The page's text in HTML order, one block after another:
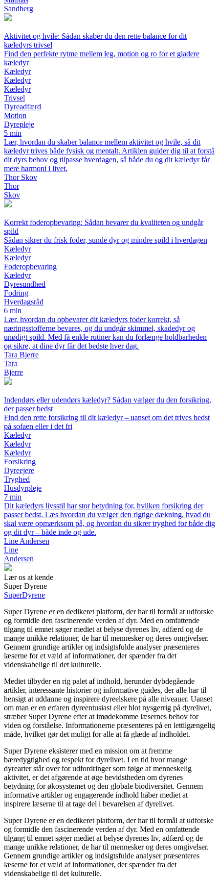
Sandberg
Aktivitet og hvile: Sådan skaber du den rette balance for dit
kæledyrs trivsel
Find den perfekte rytme mellem leg, motion og ro for et gladere
kæledyr
Kæledyr
Kæledyr
Kæledyr
Trivsel
Dyreadfærd
Motion
Dyrepleje
5 min
Lær, hvordan du skaber balance mellem aktivitet og hvile, så dit
kæledyr trives både fysisk og mentalt. Artiklen guider dig til at forstå
dit dyrs behov og tilpasse hverdagen, så både du og dit kæledyr får
mere harmoni i livet.
Thor Skov
Thor
Skov
Korrekt foderopbevaring: Sådan bevarer du kvaliteten og undgår
spild
Sådan sikrer du frisk foder, sunde dyr og mindre spild i hverdagen
Kæledyr
Kæledyr
Foderopbevaring
Kæledyr
Dyresundhed
Fodring
Hverdagsråd
6 min
Lær, hvordan du opbevarer dit kæledyrs foder korrekt, så
næringsstofferne bevares, og du undgår skimmel, skadedyr og
unødigt spild. Med få enkle rutiner kan du forlænge holdbarheden
og sikre, at dine dyr får det bedste hver dag.
Tara Bjerre
Tara
Bjerre
Indendørs eller udendørs kæledyr? Sådan vælger du den forsikring,
der passer bedst
Find den rette forsikring til dit kæledyr – uanset om det trives bedst
på sofaen eller i det fri
Kæledyr
Kæledyr
Kæledyr
Forsikring
Dyreejere
Tryghed
Husdyrpleje
7 min
Dit kæledyrs livsstil har stor betydning for, hvilken forsikring der
passer bedst. Læs hvordan du vælger den rigtige dækning, hvad du
skal være opmærksom på, og hvordan du sikrer tryghed for både dig
og dit dyr – både inde og ude.
Line Andersen
Line
Andersen
Lær os at kende
Super Dyrene
SuperDyrene
Super Dyrene er en dedikeret platform, der har til formål at udforske
og formidle den fascinerende verden af dyr. Med en omfattende
tilgang til emnet søger mediet at belyse dyrenes liv, adfærd og de
mange unikke relationer, de har til mennesker og deres omgivelser.
Gennem grundige artikler og indsigtsfulde analyser præsenteres
læserne for et væld af informationer, der spænder fra det
videnskabelige til det kulturelle.
Mediet tilbyder en rig palet af indhold, herunder dybdegående
artikler, interessante historier og informative guides, der alle har til
hensigt at uddanne og inspirere dyreelskere på alle niveauer. Uanset
om man er en erfaren dyreentusiast eller blot nysgerrig på dyrelivet,
stræber Super Dyrene efter at imødekomme læsernes behov for
viden og forståelse. Informationerne præsenteres på en lettilgængelig
måde, hvilket gør det muligt for alle at få glæde af indholdet.
Super Dyrene eksisterer med en mission om at fremme
bæredygtighed og respekt for dyrelivet. I en tid hvor mange
dyrearter står over for udfordringer som følge af menneskelig
aktivitet, er det afgørende at øge bevidstheden om dyrenes
betydning for økosystemet og den globale biodiversitet. Gennem
informative artikler og engagerende indhold håber mediet at
inspirere læserne til at tage del i bevarelsen af dyrelivet.
Super Dyrene er en dedikeret platform, der har til formål at udforske
og formidle den fascinerende verden af dyr. Med en omfattende
tilgang til emnet søger mediet at belyse dyrenes liv, adfærd og de
mange unikke relationer, de har til mennesker og deres omgivelser.
Gennem grundige artikler og indsigtsfulde analyser præsenteres
læserne for et væld af informationer, der spænder fra det
videnskabelige til det kulturelle.